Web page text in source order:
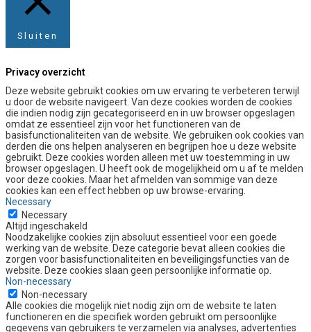
Sluiten
Privacy overzicht
Deze website gebruikt cookies om uw ervaring te verbeteren terwijl
u door de website navigeert. Van deze cookies worden de cookies
die indien nodig zijn gecategoriseerd en in uw browser opgeslagen
omdat ze essentieel zijn voor het functioneren van de
basisfunctionaliteiten van de website. We gebruiken ook cookies van
derden die ons helpen analyseren en begrijpen hoe u deze website
gebruikt. Deze cookies worden alleen met uw toestemming in uw
browser opgeslagen. U heeft ook de mogelijkheid om u af te melden
voor deze cookies. Maar het afmelden van sommige van deze
cookies kan een effect hebben op uw browse-ervaring.
Necessary
Necessary
Altijd ingeschakeld
Noodzakelijke cookies zijn absoluut essentieel voor een goede
werking van de website. Deze categorie bevat alleen cookies die
zorgen voor basisfunctionaliteiten en beveiligingsfuncties van de
website. Deze cookies slaan geen persoonlijke informatie op.
Non-necessary
Non-necessary
Alle cookies die mogelijk niet nodig zijn om de website te laten
functioneren en die specifiek worden gebruikt om persoonlijke
gegevens van gebruikers te verzamelen via analyses, advertenties